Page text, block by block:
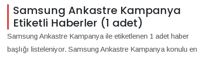
Samsung Ankastre Kampanya
Etiketli Haberler (1 adet)
Samsung Ankastre Kampanya ile etiketlenen 1 adet haber
başlığı listeleniyor. Samsung Ankastre Kampanya konulu en